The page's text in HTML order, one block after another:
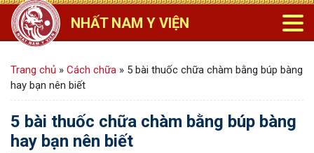
NHẤT NAM Y VIỆN
Trang chủ » Cách chữa » 5 bài thuốc chữa chàm bằng búp bàng
hay bạn nên biết
5 bài thuốc chữa chàm bằng búp bàng
hay bạn nên biết